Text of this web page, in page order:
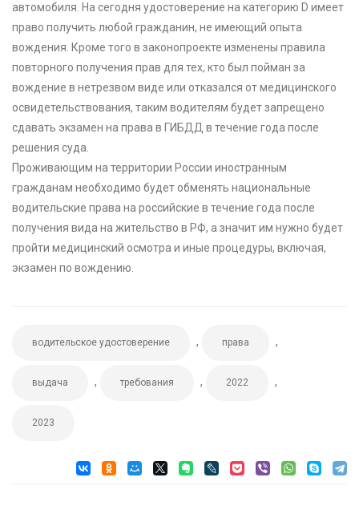
автомобиля. На сегодня удостоверение на категорию D имеет
право получить любой гражданин, не имеющий опыта
вождения. Кроме того в законопроекте изменены правила
повторного получения прав для тех, кто был пойман за
вождение в нетрезвом виде или отказался от медицинского
освидетельствования, таким водителям будет запрещено
сдавать экзамен на права в ГИБДД в течение года после
решения суда.
Проживающим на территории России иностранным
гражданам необходимо будет обменять национальные
водительские права на российские в течение года после
получения вида на жительство в РФ, а значит им нужно будет
пройти медицинский осмотра и иные процедуры, включая,
экзамен по вождению.
водительское удостоверение , права ,
выдача , требования , 2022 ,
2023